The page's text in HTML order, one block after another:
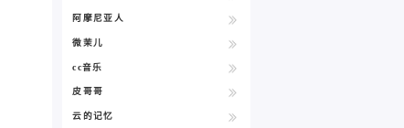
阿摩尼亚人
微茉儿
cc音乐
皮哥哥
云的记忆